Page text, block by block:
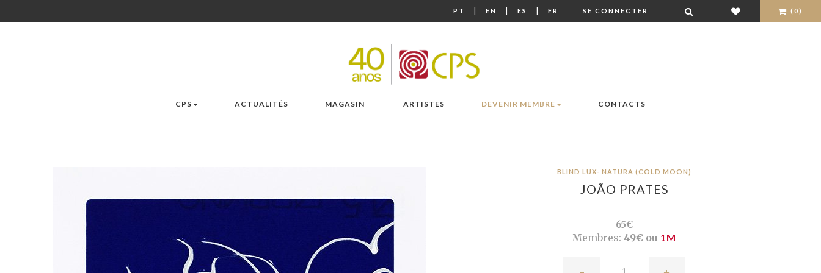
PT | EN | ES | FR SE CONNECTER (0)
CPS ACTUALITÉS MAGASIN ARTISTES DEVENIR MEMBRE CONTACTS
BLIND LUX- NATURA (COLD MOON)
JOÃO PRATES
65€
Membres: 49€ ou 1M